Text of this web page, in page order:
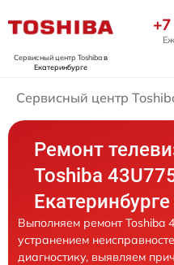
Сервисный центр Toshibaв
Екатеринбурге
Сервисный центр
Ремонт
Toshiba
Екатеринбурге
Выполняем ремонт Toshiba
устранением
диагностику, выявляем